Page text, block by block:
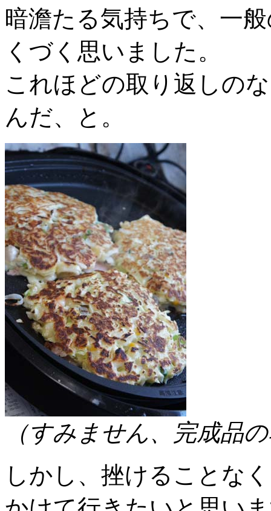
暗澹たる気持ちで、一
くづく思いました。
これほどの取り返しの
んだ、と。
（すみません、完成品
しかし、挫けることな